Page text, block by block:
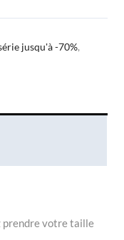
jusqu'à -70%,
prendre votre taille